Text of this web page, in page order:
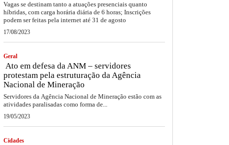
Vagas se destinam tanto a atuações presenciais quanto
híbridas, com carga horária diária de 6 horas; Inscrições
podem ser feitas pela internet até 31 de agosto
17/08/2023
Geral
Ato em defesa da ANM – servidores
protestam pela estruturação da Agência
Nacional de Mineração
Servidores da Agência Nacional de Mineração estão com as
atividades paralisadas como forma de...
19/05/2023
Cidades